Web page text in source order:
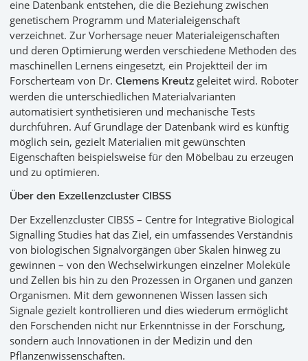
eine Datenbank entstehen, die die Beziehung zwischen
genetischem Programm und Materialeigenschaft
verzeichnet. Zur Vorhersage neuer Materialeigenschaften
und deren Optimierung werden verschiedene Methoden des
maschinellen Lernens eingesetzt, ein Projektteil der im
Forscherteam von Dr. Clemens Kreutz geleitet wird. Roboter
werden die unterschiedlichen Materialvarianten
automatisiert synthetisieren und mechanische Tests
durchführen. Auf Grundlage der Datenbank wird es künftig
möglich sein, gezielt Materialien mit gewünschten
Eigenschaften beispielsweise für den Möbelbau zu erzeugen
und zu optimieren.
Über den Exzellenzcluster CIBSS
Der Exzellenzcluster CIBSS – Centre for Integrative Biological
Signalling Studies hat das Ziel, ein umfassendes Verständnis
von biologischen Signalvorgängen über Skalen hinweg zu
gewinnen – von den Wechselwirkungen einzelner Moleküle
und Zellen bis hin zu den Prozessen in Organen und ganzen
Organismen. Mit dem gewonnenen Wissen lassen sich
Signale gezielt kontrollieren und dies wiederum ermöglicht
den Forschenden nicht nur Erkenntnisse in der Forschung,
sondern auch Innovationen in der Medizin und den
Pflanzenwissenschaften.